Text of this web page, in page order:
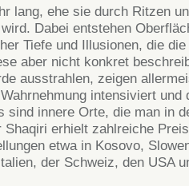
lang, ehe sie durch Ritzen
Dabei entstehen
Tiefe und Illusionen, die
aber nicht konkret
ausstrahlen, zeigen
intensiviert und
sind innere Orte, die man in
erhielt zahlreiche
etwa in Kosovo,
der Schweiz, den USA